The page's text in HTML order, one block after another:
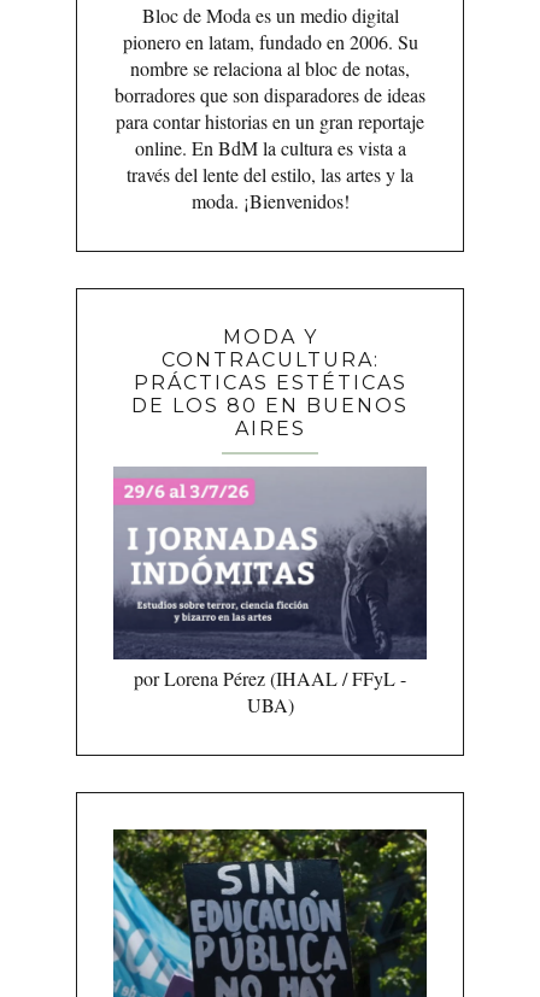
Bloc de Moda es un medio digital
pionero en latam, fundado en 2006. Su
nombre se relaciona al bloc de notas,
borradores que son disparadores de ideas
para contar historias en un gran reportaje
online. En BdM la cultura es vista a
través del lente del estilo, las artes y la
moda. ¡Bienvenidos!
MODA Y
CONTRACULTURA:
PRÁCTICAS ESTÉTICAS
DE LOS 80 EN BUENOS
AIRES
por Lorena Pérez (IHAAL / FFyL -
UBA)